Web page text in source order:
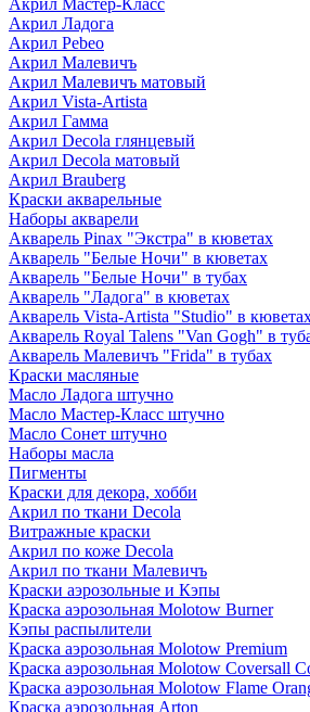
Акрил Мастер-Класс
Акрил Ладога
Акрил Pebeo
Акрил Малевичъ
Акрил Малевичъ матовый
Акрил Vista-Artista
Акрил Гамма
Акрил Decola глянцевый
Акрил Decola матовый
Акрил Brauberg
Краски акварельные
Наборы акварели
Акварель Pinax "Экстра" в кюветах
Акварель "Белые Ночи" в кюветах
Акварель "Белые Ночи" в тубах
Акварель "Ладога" в кюветах
Акварель Vista-Artista "Studio" в
Акварель Royal Talens "Van Gogh" в
Акварель Малевичъ "Frida" в тубах
Краски масляные
Масло Ладога штучно
Масло Мастер-Класс штучно
Масло Сонет штучно
Наборы масла
Пигменты
Краски для декора, хобби
Акрил по ткани Decola
Витражные краски
Акрил по коже Decola
Акрил по ткани Малевичъ
Краски аэрозольные и Кэпы
Краска аэрозольная Molotow Burner
Кэпы распылители
Краска аэрозольная Molotow Premium
Краска аэрозольная Molotow Coversall
Краска аэрозольная Molotow Flame
Краска аэрозольная Arton